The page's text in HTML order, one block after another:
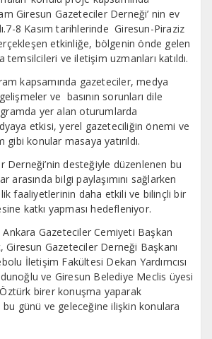
Giresun Gazeteciler Derneği’ nin ev
8 Kasım tarihlerinde Giresun-Piraziz
etkinliğe, bölgenin önde gelen
temsilcileri ve iletişim uzmanları katıldı.
kapsamında gazeteciler, medya
ve basının sorunları dile
yer alan oturumlarda
etkisi, yerel gazeteciliğin önemi ve
konular masaya yatırıldı.
Derneği’nin desteğiyle düzenlenen bu
arasında bilgi paylaşımını sağlarken
faaliyetlerinin daha etkili ve bilinçli bir
katkı yapması hedefleniyor.
Ankara Gazeteciler Cemiyeti Başkan
Giresun Gazeteciler Derneği Başkanı
İletişim Fakültesi Dekan Yardımcısı
ve Giresun Belediye Meclis üyesi
birer konuşma yaparak
günü ve geleceğine ilişkin konulara